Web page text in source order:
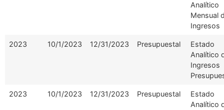
Analítico
Mensual
Ingresos
2023 10/1/2023 12/31/2023 Presupuestal
Estado
Analítico
Ingresos
2023 10/1/2023 12/31/2023 Presupuestal
Estado
Analítico